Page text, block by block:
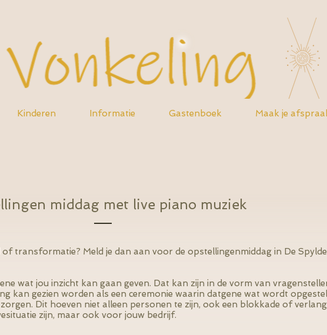
Kinderen Informatie Gastenboek Maak je
middag met live piano muziek
of transformatie? Meld je dan aan voor de opstellingenmiddag in De
wat jou inzicht kan gaan geven. Dat kan zijn in de vorm van
kan gezien worden als een ceremonie waarin datgene wat wordt
Dit hoeven niet alleen personen te zijn, ook een blokkade of
zijn, maar ook voor jouw bedrijf.